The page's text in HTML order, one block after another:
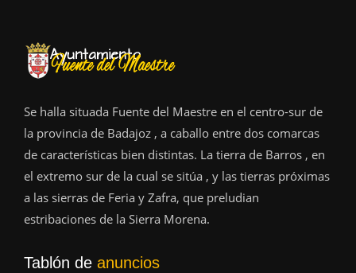
Se halla situada Fuente del Maestre en el centro-sur de
la provincia de Badajoz , a caballo entre dos comarcas
de características bien distintas. La tierra de Barros , en
el extremo sur de la cual se sitúa , y las tierras próximas
a las sierras de Feria y Zafra, que preludian
estribaciones de la Sierra Morena.
Tablón de anuncios